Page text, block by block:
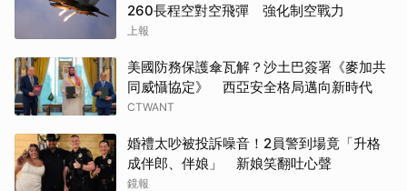
260長程空對空飛彈 強化制空戰力
上報
美國防務保護傘瓦解？沙土巴簽署《麥加共
同威懾協定》 西亞安全格局邁向新時代
CTWANT
婚禮太吵被投訴噪音！2員警到場竟「升格
成伴郎、伴娘」 新娘笑翻吐心聲
鏡報